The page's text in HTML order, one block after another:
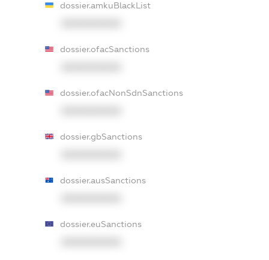
dossier.amkuBlackList
dossier.ofacSanctions
dossier.ofacNonSdnSanctions
dossier.gbSanctions
dossier.ausSanctions
dossier.euSanctions